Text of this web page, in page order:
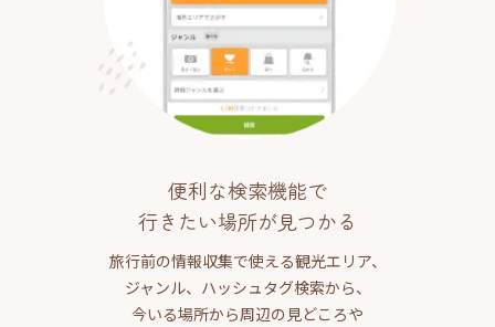
便利な検索機能で
行きたい場所が見つかる
旅行前の情報収集で使える観光エリア、
ジャンル、ハッシュタグ検索から、
今いる場所から周辺の見どころや